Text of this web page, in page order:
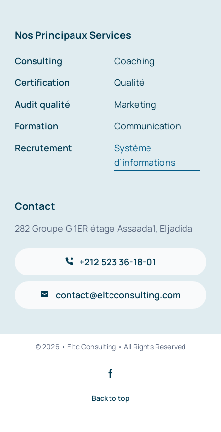
Nos Principaux Services
Consulting
Certification
Audit qualité
Formation
Recrutement
Coaching
Qualité
Marketing
Communication
Système
d’informations
Contact
282 Groupe G 1ER étage Assaada1, Eljadida
+212 523 36-18-01
contact@eltcconsulting.com
© 2026 • Eltc Consulting • All Rights Reserved
Back to top